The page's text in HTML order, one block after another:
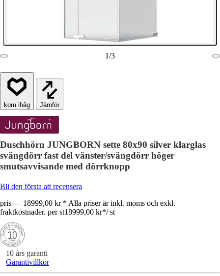
1/3
Jämför
Duschhörn JUNGBORN sette 80x90 silver klarglas
svängdörr fast del vänster/svängdörr höger
smutsavvisande med dörrknopp
Bli den första att recensera
pris — 18999,00 kr * Alla priser är inkl. moms och exkl.
fraktkostnader. per st18999,00 kr*/ st
10 års garanti
Garantivillkor